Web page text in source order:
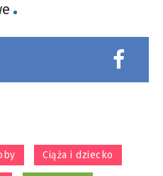
Ciąża i dziecko